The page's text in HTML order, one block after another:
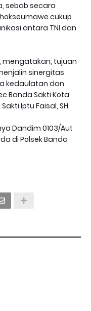
sebab secara
cukup
antara TNI dan
mengatakan, tujuan
sinergitas
kedaulatan dan
Banda Sakti Kota
Iptu Faisal, SH.
Dandim 0103/Aut
di Polsek Banda